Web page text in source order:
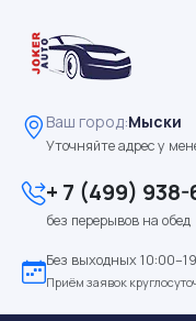
Ваш город:Мыски
Уточняйте адрес у
+ 7 (499)
без перерывов на обед
Без выходных
Приём заявок